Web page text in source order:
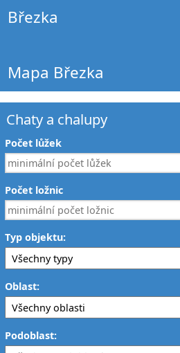
Březka
Mapa Březka
Chaty a chalupy
Počet lůžek
Počet ložnic
Typ objektu:
Oblast:
Podoblast: